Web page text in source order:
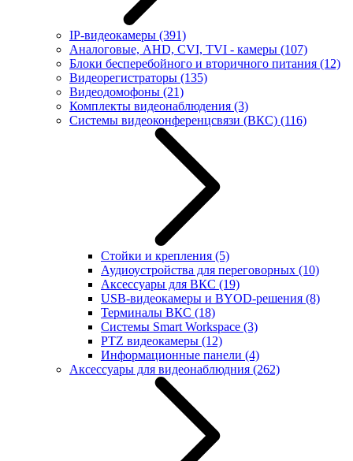
IP-видеокамеры (391)
Аналоговые, AHD, CVI, TVI - камеры (107)
Блоки бесперебойного и вторичного питания (12)
Видеорегистраторы (135)
Видеодомофоны (21)
Комплекты видеонаблюдения (3)
Системы видеоконференцсвязи (ВКС) (116)
Стойки и крепления (5)
Аудиоустройства для переговорных (10)
Аксессуары для ВКС (19)
USB-видеокамеры и BYOD-решения (8)
Терминалы ВКС (18)
Системы Smart Workspace (3)
PTZ видеокамеры (12)
Информационные панели (4)
Аксессуары для видеонаблюдния (262)